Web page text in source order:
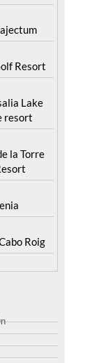
Resort
Lake
resort
la Torre
Roig